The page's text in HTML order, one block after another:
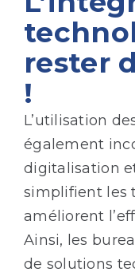
rester
!
L’utilisation
également
digitalisation
simplifient les
améliorent
Ainsi, les
de solutions